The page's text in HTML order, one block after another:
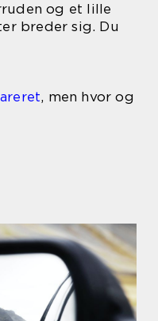
og et lille
breder sig. Du
, men hvor og